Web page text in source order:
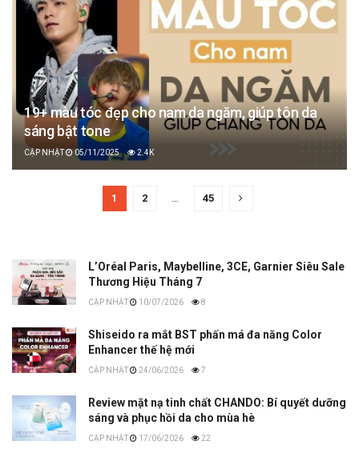
19+ màu tóc đẹp cho nam da ngăm, giúp tôn da
sáng bật tone
05/11/2025 2.4K
1 2 45
L’Oréal Paris, Maybelline, 3CE, Garnier Siêu Sale
Thương Hiệu Tháng 7
10/07/2026 8
Shiseido ra mắt BST phấn má đa năng Color
Enhancer thế hệ mới
24/06/2026 7
Review mặt nạ tinh chất CHANDO: Bí quyết dưỡng
sáng và phục hồi da cho mùa hè
17/06/2026 22